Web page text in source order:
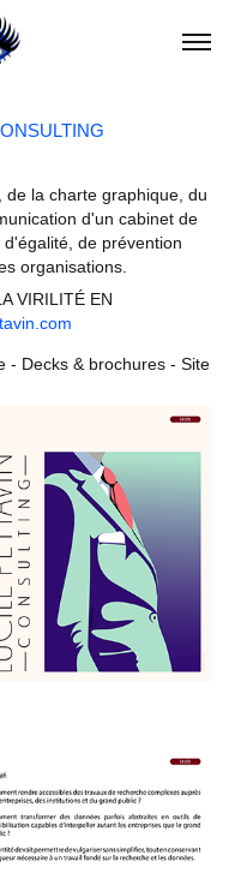
de la charte graphique, du
d'un cabinet de
de prévention
organisations.
VIRILITÉ EN
- Decks & brochures - Site